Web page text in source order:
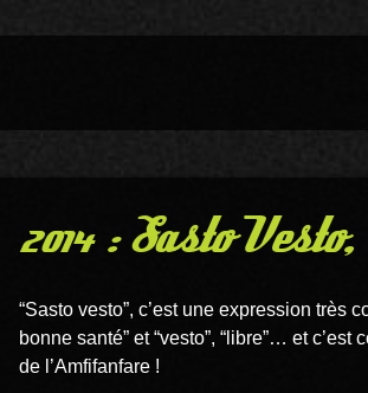
2014 : Sasto
“Sasto vesto”, c’est une expression très
bonne santé” et “vesto”, “libre”… et
de l’Amfifanfare !